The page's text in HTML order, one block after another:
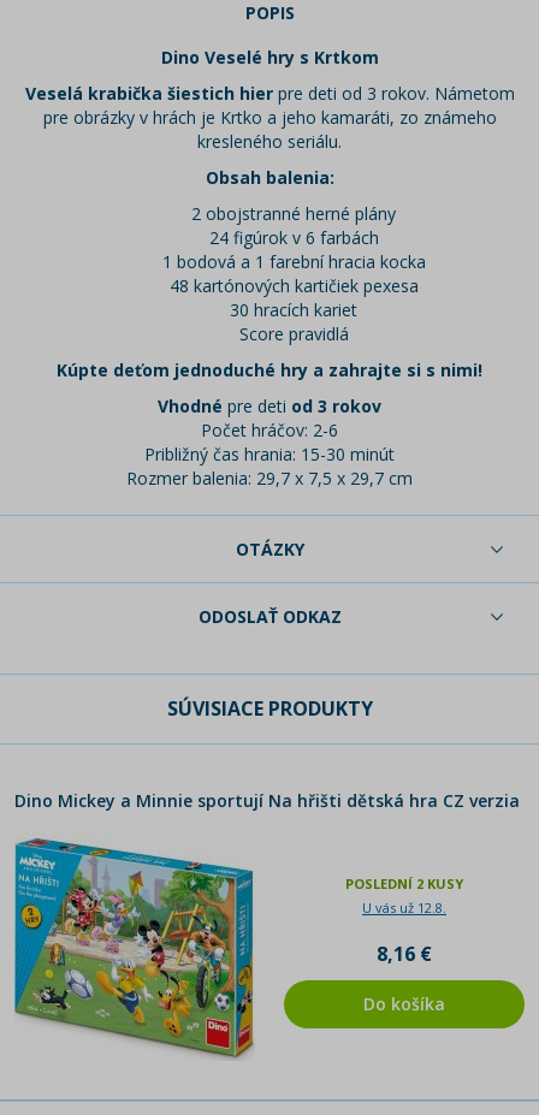
POPIS
Dino Veselé hry s Krtkom
Veselá krabička šiestich hierpre deti od 3 rokov. Námetom
pre obrázky v hrách je Krtko a jeho kamaráti, zo známeho
kresleného seriálu.
Obsah balenia:
2 obojstranné herné plány
24 figúrok v 6 farbách
1 bodová a 1 farební hracia kocka
48 kartónových kartičiek pexesa
30 hracích kariet
Score pravidlá
Kúpte deťom jednoduché hry a zahrajte si s nimi!
Vhodné pre deti od 3 rokov
Počet hráčov: 2-6
Približný čas hrania: 15-30 minút
Rozmer balenia: 29,7 x 7,5 x 29,7 cm
OTÁZKY
ODOSLAŤ ODKAZ
SÚVISIACE PRODUKTY
Dino Mickey a Minnie sportují Na hřišti dětská hra CZ verzia
POSLEDNÍ 2 KUSY
U vás už 12.8.
8,16 €
Do košíka